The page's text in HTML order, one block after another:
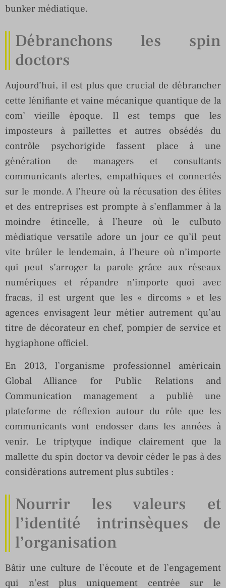
bunker médiatique.
Débranchons les spin
doctors
Aujourd’hui, il est plus que crucial de débrancher
cette lénifiante et vaine mécanique quantique de la
com’ vieille époque. Il est temps que les
imposteurs à paillettes et autres obsédés du
contrôle psychorigide fassent place à une
génération de managers et consultants
communicants alertes, empathiques et connectés
sur le monde. A l’heure où la récusation des élites
et des entreprises est prompte à s’enflammer à la
moindre étincelle, à l’heure où le culbuto
médiatique versatile adore un jour ce qu’il peut
vite brûler le lendemain, à l’heure où n’importe
qui peut s’arroger la parole grâce aux réseaux
numériques et répandre n’importe quoi avec
fracas, il est urgent que les « dircoms » et les
agences envisagent leur métier autrement qu’au
titre de décorateur en chef, pompier de service et
hygiaphone officiel.
En 2013, l’organisme professionnel américain
Global Alliance for Public Relations and
Communication management a publié une
plateforme de réflexion autour du rôle que les
communicants vont endosser dans les années à
venir. Le triptyque indique clairement que la
mallette du spin doctor va devoir céder le pas à des
considérations autrement plus subtiles :
Nourrir les valeurs et
l’identité intrinsèques de
l’organisation
Bâtir une culture de l’écoute et de l’engagement
qui n’est plus uniquement centrée sur le